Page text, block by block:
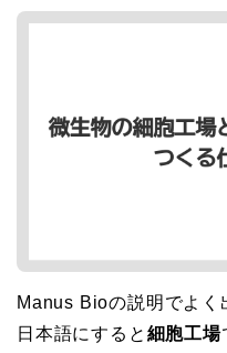
Manus Bioの説明でよく
日本語にすると 細胞工場